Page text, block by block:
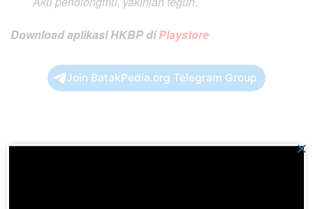
Download aplikasi HKBP diPlaystore
Join BatakPedia.org Telegram Group
×